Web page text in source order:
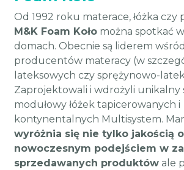
Od 1992 roku materace, łóżka czy
M&K Foam Koło można spotkać
domach. Obecnie są liderem
producentów materacy (w
lateksowych czy sprężynowo-
Zaprojektowali i wdrożyli unikalny
modułowy łóżek tapicerowanych i
kontynentalnych Multisystem.
wyróżnia się nie tylko jakością
nowoczesnym podejściem w
sprzedawanych produktów ale